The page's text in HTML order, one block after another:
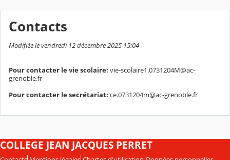
Contacts
Modifiée le vendredi 12 décembre 2025 15:04
Pour contacter le vie scolaire: vie-scolaire1.0731204M@ac-
grenoble.fr
Pour contacter le secrétariat: ce.0731204m@ac-grenoble.fr
COLLEGE JEAN JACQUES PERRET